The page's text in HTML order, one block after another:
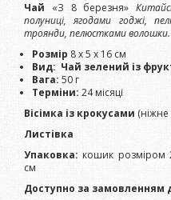
Чай «З 8 березня»
полуниці, ягодами годжі,
троянди, пелюстками волошки.
Розмір 8 х 5 х 16 см
Вид: Чай зелений із
Вага: 50 г
Терміни: 24 місяці
Вісімка із крокусами
Листівка
Упаковка: кошик розміром
см
Доступно за замовленням